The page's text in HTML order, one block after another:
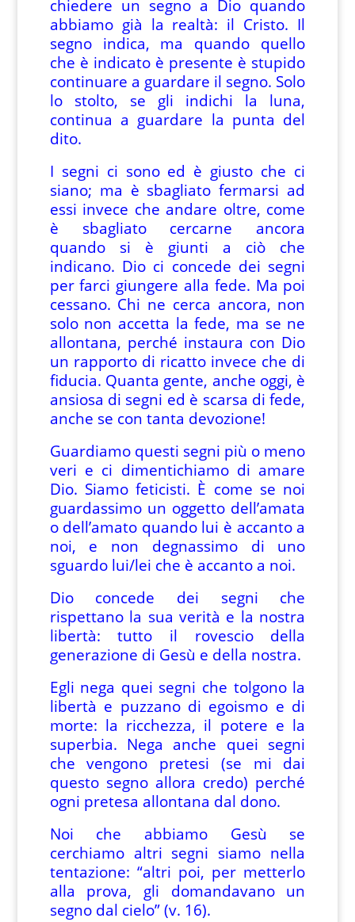
chiedere un segno a Dio quando
abbiamo già la realtà: il Cristo. Il
segno indica, ma quando quello
che è indicato è presente è stupido
continuare a guardare il segno. Solo
lo stolto, se gli indichi la luna,
continua a guardare la punta del
dito.
I segni ci sono ed è giusto che ci
siano; ma è sbagliato fermarsi ad
essi invece che andare oltre, come
è sbagliato cercarne ancora
quando si è giunti a ciò che
indicano. Dio ci concede dei segni
per farci giungere alla fede. Ma poi
cessano. Chi ne cerca ancora, non
solo non accetta la fede, ma se ne
allontana, perché instaura con Dio
un rapporto di ricatto invece che di
fiducia. Quanta gente, anche oggi, è
ansiosa di segni ed è scarsa di fede,
anche se con tanta devozione!
Guardiamo questi segni più o meno
veri e ci dimentichiamo di amare
Dio. Siamo feticisti. È come se noi
guardassimo un oggetto dell’amata
o dell’amato quando lui è accanto a
noi, e non degnassimo di uno
sguardo lui/lei che è accanto a noi.
Dio concede dei segni che
rispettano la sua verità e la nostra
libertà: tutto il rovescio della
generazione di Gesù e della nostra.
Egli nega quei segni che tolgono la
libertà e puzzano di egoismo e di
morte: la ricchezza, il potere e la
superbia. Nega anche quei segni
che vengono pretesi (se mi dai
questo segno allora credo) perché
ogni pretesa allontana dal dono.
Noi che abbiamo Gesù se
cerchiamo altri segni siamo nella
tentazione: “altri poi, per metterlo
alla prova, gli domandavano un
segno dal cielo” (v. 16).